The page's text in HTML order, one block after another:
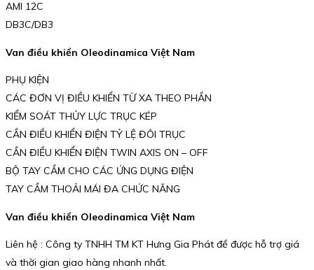
AMI 12C
DB3C/DB3
Van điều khiển Oleodinamica Việt Nam
PHỤ KIỆN
CÁC ĐƠN VỊ ĐIỀU KHIỂN TỪ XA THEO PHẦN
KIỂM SOÁT THỦY LỰC TRỤC KÉP
CẦN ĐIỀU KHIỂN ĐIỆN TỶ LỆ ĐÔI TRỤC
CẦN ĐIỀU KHIỂN ĐIỆN TWIN AXIS ON – OFF
BỘ TAY CẦM CHO CÁC ỨNG DỤNG ĐIỆN
TAY CẦM THOẢI MÁI ĐA CHỨC NĂNG
Van điều khiển Oleodinamica Việt Nam
Liên hệ : Công ty TNHH TM KT Hưng Gia Phát để được hỗ trợ giá
và thời gian giao hàng nhanh nhất.